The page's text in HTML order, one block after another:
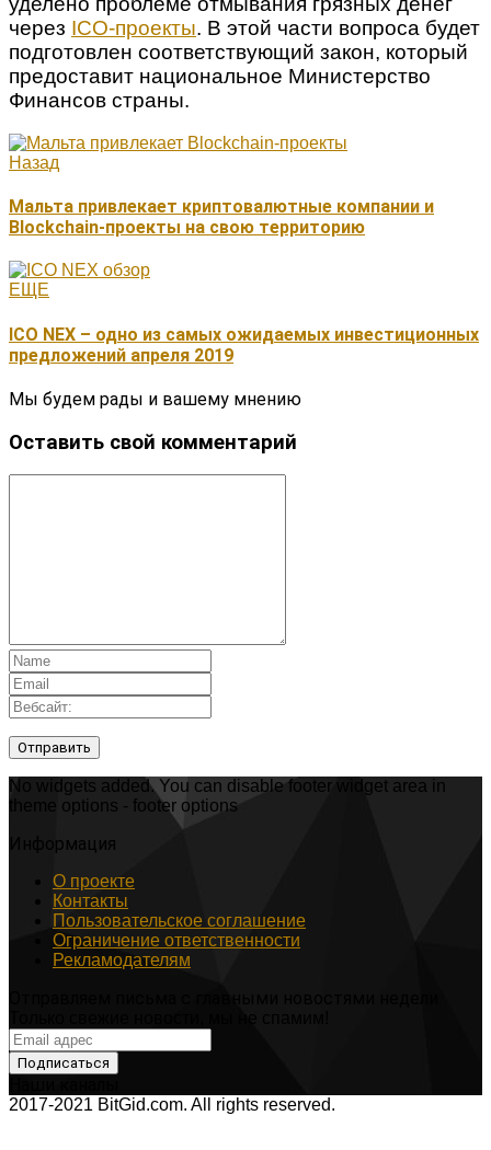
через ICO-проекты. В этой части вопроса будет
подготовлен соответствующий закон, который
предоставит национальное Министерство
Финансов страны.
Назад
Мальта привлекает криптовалютные компании и
Blockchain-проекты на свою территорию
ЕЩЕ
ICO NEX – одно из самых ожидаемых инвестиционных
предложений апреля 2019
Мы будем рады и вашему мнению
Оставить свой комментарий
No widgets added. You can disable footer widget area in
theme options - footer options
Информация
О проекте
Контакты
Пользовательское соглашение
Ограничение ответственности
Рекламодателям
2017-2021 BitGid.com. All rights reserved.